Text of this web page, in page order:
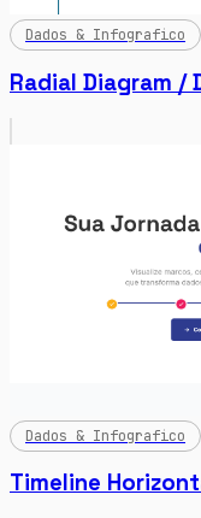
Dados & Infografico
Radial Diagram /
Dados & Infografico
Timeline